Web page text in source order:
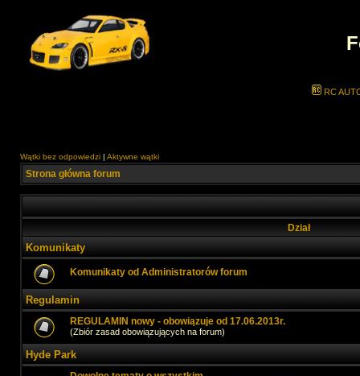
RC
Wątki bez odpowiedzi | Aktywne wątki
Strona główna forum
Dział
Komunikaty
Komunikaty od Administratorów forum
Regulamin
REGULAMIN nowy - obowiązuje od 17.06.2013r.
(Zbiór zasad obowiązujących na forum)
Hyde Park